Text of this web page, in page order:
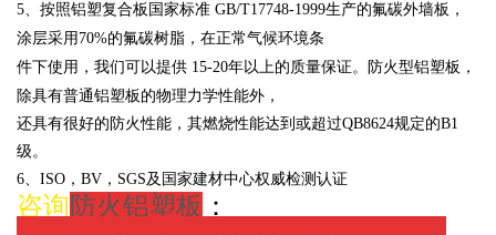
5、按照铝塑复合板国家标准 GB/T17748-1999生产的氟碳外墙板，
涂层采用 70%的氟碳树脂，在正常气候环境条
件下使用，我们可以提供 15-20年以上的质量保证。防火型铝塑板，
除具有普通铝塑板的物理力学性能外，
还具有很好的防火性能，其燃烧性能达到或超过QB8624规定的B1
级。
6、 ISO，BV，SGS及国家建材中心权威检测认证
咨询防火铝塑板 ：